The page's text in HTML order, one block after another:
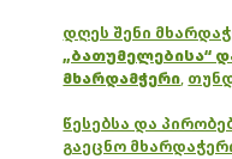
დღეს შენი
„ბათუმელებისა“
მხარდამჭერი,
წესებსა და
გაეცნო